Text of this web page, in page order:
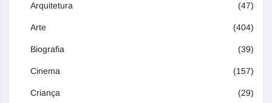
Arquitetura (47)
Arte (404)
Biografia (39)
Cinema (157)
Criança (29)